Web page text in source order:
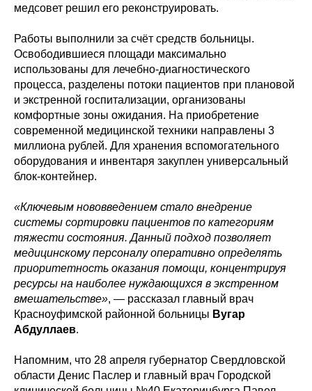
медсовет решил его реконструировать.
Работы выполнили за счёт средств больницы.
Освободившиеся площади максимально
использованы для лечебно-диагностического
процесса, разделены потоки пациентов при плановой
и экстренной госпитализации, организованы
комфортные зоны ожидания. На приобретение
современной медицинской техники направлены 3
миллиона рублей. Для хранения вспомогательного
оборудования и инвентаря закуплен универсальный
блок-контейнер.
«Ключевым нововведением стало внедрение
системы сортировки пациентов по категориям
тяжести состояния. Данный подход позволяет
медицинскому персоналу оперативно определять
приоритетность оказания помощи, концентрируя
ресурсы на наиболее нуждающихся в экстренном
вмешательстве», — рассказал главный врач
Красноуфимской районной больницы Вугар
Абдуллаев.
Напомним, что 28 апреля губернатор Свердловской
области Денис Паслер и главный врач Городской